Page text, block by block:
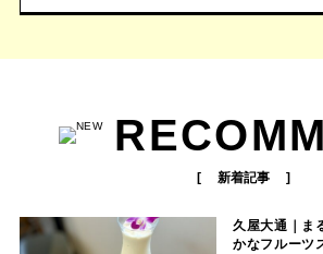
新着記事
久屋大通｜ま
かなフルーツ